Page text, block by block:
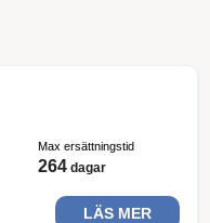
Max ersättningstid
264 dagar
LÄS MER